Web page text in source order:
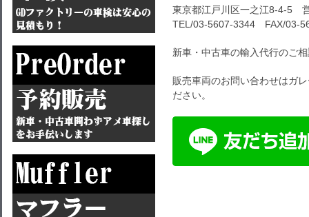
東京都江戸川区一之江8-4-5
TEL/03-5607-3344 FAX/03-
新車・中古車の輸入代行のご
販売車両のお問い合わせはガ
ださい。